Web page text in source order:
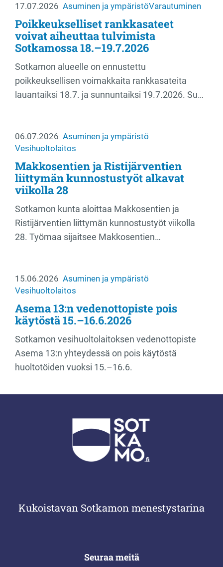
17.07.2026 Asuminen ja ympäristöVarautuminen
Poikkeukselliset rankkasateet
voivat aiheuttaa tulvimista
Sotkamossa 18.–19.7.2026
Sotkamon alueelle on ennustettu
poikkeuksellisen voimakkaita rankkasateita
lauantaiksi 18.7. ja sunnuntaiksi 19.7.2026. Su…
06.07.2026 Asuminen ja ympäristö
Vesihuoltolaitos
Makkosentien ja Ristijärventien
liittymän kunnostustyöt alkavat
viikolla 28
Sotkamon kunta aloittaa Makkosentien ja
Ristijärventien liittymän kunnostustyöt viikolla
28. Työmaa sijaitsee Makkosentien…
15.06.2026 Asuminen ja ympäristö
Vesihuoltolaitos
Asema 13:n vedenottopiste pois
käytöstä 15.–16.6.2026
Sotkamon vesihuoltolaitoksen vedenottopiste
Asema 13:n yhteydessä on pois käytöstä
huoltotöiden vuoksi 15.–16.6.
Kukoistavan Sotkamon menestystarina
Seuraa meitä